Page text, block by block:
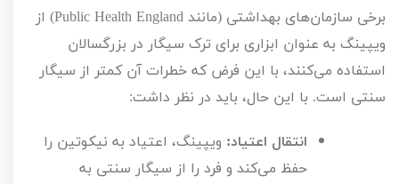
برخی سازمان‌های بهداشتی (مانند Public Health England) از
ویپینگ به عنوان ابزاری برای ترک سیگار در بزرگسالان
استفاده می‌کنند، با این فرض که خطرات آن کمتر از سیگار
سنتی است. با این حال، باید در نظر داشت:
انتقال اعتیاد: ویپینگ، اعتیاد به نیکوتین را
حفظ می‌کند و فرد را از سیگار سنتی به